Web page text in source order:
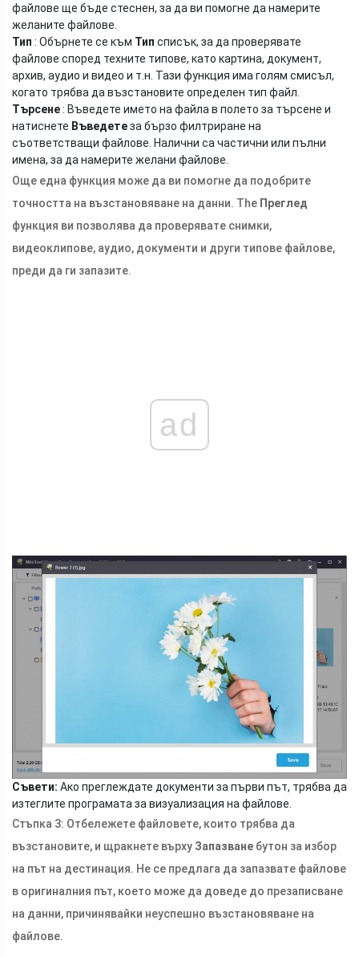
файлове ще бъде стеснен, за да ви помогне да намерите
желаните файлове.
Тип : Обърнете се към Тип списък, за да проверявате
файлове според техните типове, като картина, документ,
архив, аудио и видео и т.н. Тази функция има голям смисъл,
когато трябва да възстановите определен тип файл.
Търсене: Въведете името на файла в полето за търсене и
натиснете Въведетеза бързо филтриране на
съответстващи файлове. Налични са частични или пълни
имена, за да намерите желани файлове.
Още една функция може да ви помогне да подобрите
точността на възстановяване на данни. The Преглед
функция ви позволява да проверявате снимки,
видеоклипове, аудио, документи и други типове файлове,
преди да ги запазите.
ad
Съвети: Ако преглеждате документи за първи път, трябва да
изтеглите програмата за визуализация на файлове.
Стъпка 3: Отбележете файловете, които трябва да
възстановите, и щракнете върху Запазване бутон за избор
на път на дестинация. Не се предлага да запазвате файлове
в оригиналния път, което може да доведе до презаписване
на данни, причинявайки неуспешно възстановяване на
файлове.